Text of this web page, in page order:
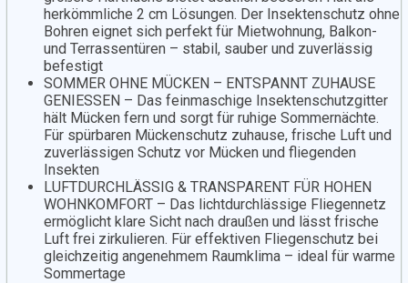
herkömmliche 2 cm Lösungen. Der Insektenschutz ohne
Bohren eignet sich perfekt für Mietwohnung, Balkon-
und Terrassentüren – stabil, sauber und zuverlässig
befestigt
SOMMER OHNE MÜCKEN – ENTSPANNT ZUHAUSE
GENIESSEN – Das feinmaschige Insektenschutzgitter
hält Mücken fern und sorgt für ruhige Sommernächte.
Für spürbaren Mückenschutz zuhause, frische Luft und
zuverlässigen Schutz vor Mücken und fliegenden
Insekten
LUFTDURCHLÄSSIG & TRANSPARENT FÜR HOHEN
WOHNKOMFORT – Das lichtdurchlässige Fliegennetz
ermöglicht klare Sicht nach draußen und lässt frische
Luft frei zirkulieren. Für effektiven Fliegenschutz bei
gleichzeitig angenehmem Raumklima – ideal für warme
Sommertage